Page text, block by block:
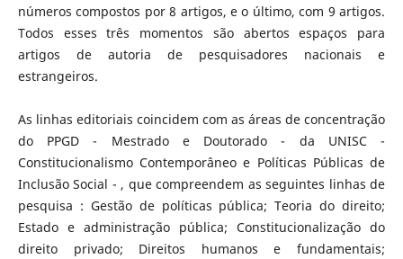
números compostos por 8 artigos, e o último, com 9 artigos.
Todos esses três momentos são abertos espaços para
artigos de autoria de pesquisadores nacionais e
estrangeiros.
As linhas editoriais coincidem com as áreas de concentração
do PPGD - Mestrado e Doutorado - da UNISC -
Constitucionalismo Contemporâneo e Políticas Públicas de
Inclusão Social - , que compreendem as seguintes linhas de
pesquisa : Gestão de políticas pública; Teoria do direito;
Estado e administração pública; Constitucionalização do
direito privado; Direitos humanos e fundamentais;